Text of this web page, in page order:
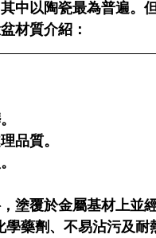
中以陶瓷最為普遍。
材質介紹：
品質。
塗覆於金屬基材上並
藥劑、不易沾污及耐